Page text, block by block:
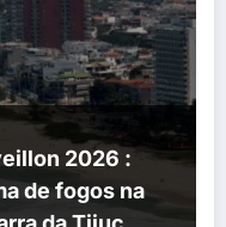
2026 :
de fogos na